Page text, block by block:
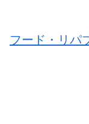
フード・リパ